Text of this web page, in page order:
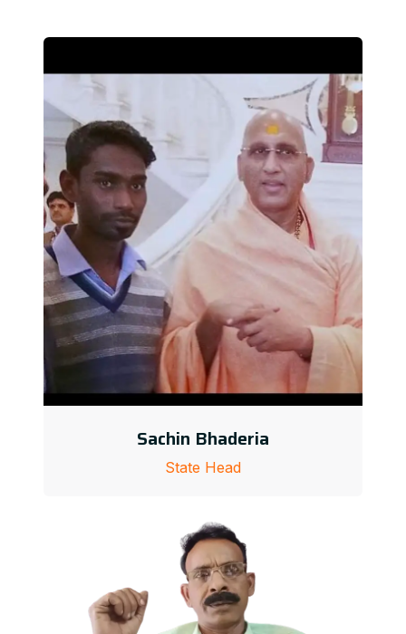
Sachin Bhaderia
State Head